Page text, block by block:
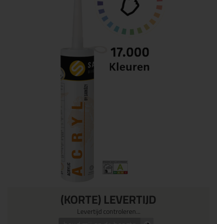
(KORTE) LEVERTIJD
Levertijd controleren...